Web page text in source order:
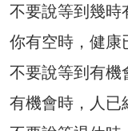
不要說等到幾時
你有空時，健康
不要說等到有機
有機會時，人已